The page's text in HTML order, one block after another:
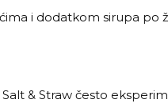
i dodatkom sirupa po
Salt & Straw često